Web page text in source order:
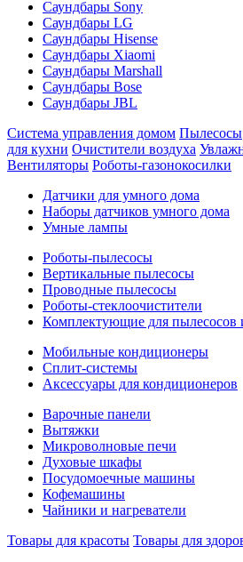
Саундбары Sony
Саундбары LG
Саундбары Hisense
Саундбары Xiaomi
Саундбары Marshall
Саундбары Bose
Саундбары JBL
Система управления домом Пылесосы
для кухни Очистители воздуха
Вентиляторы Роботы-газонокосилки
Датчики для умного дома
Наборы датчиков умного дома
Умные лампы
Роботы-пылесосы
Вертикальные пылесосы
Проводные пылесосы
Роботы-стеклоочистители
Комплектующие для пылесосов
Мобильные кондиционеры
Сплит-системы
Аксессуары для кондиционеров
Варочные панели
Вытяжки
Микроволновые печи
Духовые шкафы
Посудомоечные машины
Кофемашины
Чайники и нагреватели
Товары для красоты Товары для